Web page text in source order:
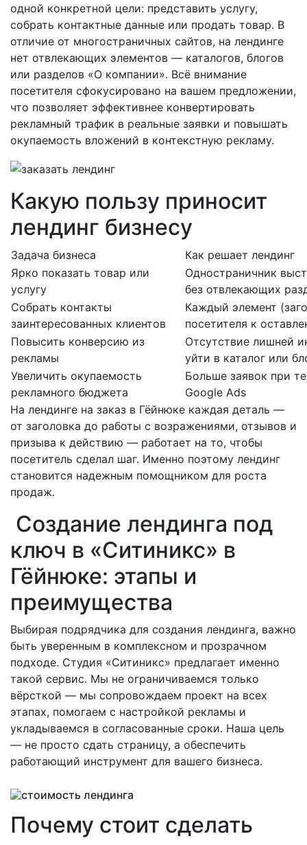
одной конкретной цели: представить услугу,
собрать контактные данные или продать товар. В
отличие от многостраничных сайтов, на лендинге
нет отвлекающих элементов — каталогов, блогов
или разделов «О компании». Всё внимание
посетителя сфокусировано на вашем предложении,
что позволяет эффективнее конвертировать
рекламный трафик в реальные заявки и повышать
окупаемость вложений в контекстную рекламу.
Какую пользу приносит
лендинг бизнесу
Задача бизнеса
Как решает лендинг
Ярко показать товар или
услугу
Одностраничник
без отвлекающих
Собрать контакты
заинтересованных клиентов
Каждый элемент
посетителя к
Повысить конверсию из
рекламы
Отсутствие лишней
уйти в каталог или
Увеличить окупаемость
рекламного бюджета
Больше заявок при
Google Ads
На лендинге на заказ в Гёйнюке каждая деталь —
от заголовка до работы с возражениями, отзывов и
призыва к действию — работает на то, чтобы
посетитель сделал шаг. Именно поэтому лендинг
становится надежным помощником для роста
продаж.
Создание лендинга под
ключ в «Ситиникс» в
Гёйнюке: этапы и
преимущества
Выбирая подрядчика для создания лендинга, важно
быть уверенным в комплексном и прозрачном
подходе. Студия «Ситиникс» предлагает именно
такой сервис. Мы не ограничиваемся только
вёрсткой — мы сопровождаем проект на всех
этапах, помогаем с настройкой рекламы и
укладываемся в согласованные сроки. Наша цель
— не просто сдать страницу, а обеспечить
работающий инструмент для вашего бизнеса.
Почему стоит сделать